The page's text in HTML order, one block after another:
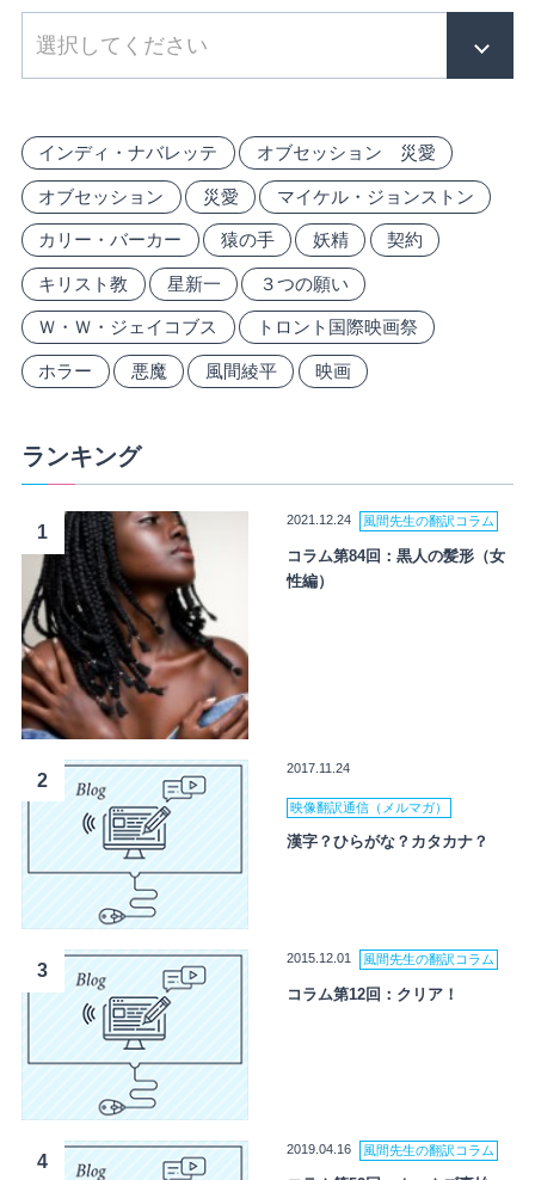
インディ・ナバレッテ オブセッション 災愛
オブセッション 災愛 マイケル・ジョンストン
カリー・バーカー 猿の手 妖精 契約
キリスト教 星新一 ３つの願い
Ｗ・Ｗ・ジェイコブス トロント国際映画祭
ホラー 悪魔 風間綾平 映画
ランキング
1
2021.12.24 風間先生の翻訳コラム
コラム第84回：黒人の髪形（女
性編）
2
2017.11.24
映像翻訳通信（メルマガ）
漢字？ひらがな？カタカナ？
3
2015.12.01 風間先生の翻訳コラム
コラム第12回：クリア！
4
2019.04.16 風間先生の翻訳コラム